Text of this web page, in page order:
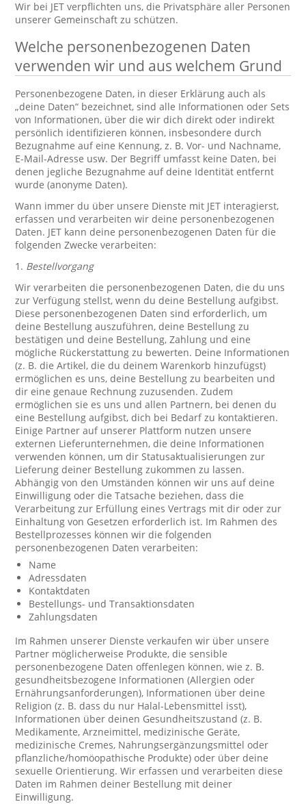
Wir bei JET verpflichten uns, die Privatsphäre aller Personen
unserer Gemeinschaft zu schützen.
Welche personenbezogenen Daten
verwenden wir und aus welchem Grund
Personenbezogene Daten, in dieser Erklärung auch als
„deine Daten“ bezeichnet, sind alle Informationen oder Sets
von Informationen, über die wir dich direkt oder indirekt
persönlich identifizieren können, insbesondere durch
Bezugnahme auf eine Kennung, z. B. Vor- und Nachname,
E-Mail-Adresse usw. Der Begriff umfasst keine Daten, bei
denen jegliche Bezugnahme auf deine Identität entfernt
wurde (anonyme Daten).
Wann immer du über unsere Dienste mit JET interagierst,
erfassen und verarbeiten wir deine personenbezogenen
Daten. JET kann deine personenbezogenen Daten für die
folgenden Zwecke verarbeiten:
1. Bestellvorgang
Wir verarbeiten die personenbezogenen Daten, die du uns
zur Verfügung stellst, wenn du deine Bestellung aufgibst.
Diese personenbezogenen Daten sind erforderlich, um
deine Bestellung auszuführen, deine Bestellung zu
bestätigen und deine Bestellung, Zahlung und eine
mögliche Rückerstattung zu bewerten. Deine Informationen
(z. B. die Artikel, die du deinem Warenkorb hinzufügst)
ermöglichen es uns, deine Bestellung zu bearbeiten und
dir eine genaue Rechnung zuzusenden. Zudem
ermöglichen sie es uns und allen Partnern, bei denen du
eine Bestellung aufgibst, dich bei Bedarf zu kontaktieren.
Einige Partner auf unserer Plattform nutzen unsere
externen Lieferunternehmen, die deine Informationen
verwenden können, um dir Statusaktualisierungen zur
Lieferung deiner Bestellung zukommen zu lassen.
Abhängig von den Umständen können wir uns auf deine
Einwilligung oder die Tatsache beziehen, dass die
Verarbeitung zur Erfüllung eines Vertrags mit dir oder zur
Einhaltung von Gesetzen erforderlich ist. Im Rahmen des
Bestellprozesses können wir die folgenden
personenbezogenen Daten verarbeiten:
Name
Adressdaten
Kontaktdaten
Bestellungs- und Transaktionsdaten
Zahlungsdaten
Im Rahmen unserer Dienste verkaufen wir über unsere
Partner möglicherweise Produkte, die sensible
personenbezogene Daten offenlegen können, wie z. B.
gesundheitsbezogene Informationen (Allergien oder
Ernährungsanforderungen), Informationen über deine
Religion (z. B. dass du nur Halal-Lebensmittel isst),
Informationen über deinen Gesundheitszustand (z. B.
Medikamente, Arzneimittel, medizinische Geräte,
medizinische Cremes, Nahrungsergänzungsmittel oder
pflanzliche/homöopathische Produkte) oder über deine
sexuelle Orientierung. Wir erfassen und verarbeiten diese
Daten im Rahmen deiner Bestellung mit deiner
Einwilligung.